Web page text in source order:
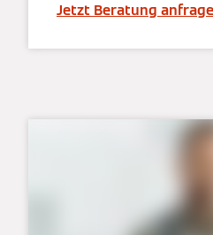
Jetzt Beratung